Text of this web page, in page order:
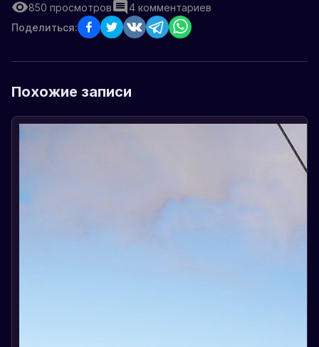
850 просмотров 4 комментариев
Поделиться:
Похожие записи